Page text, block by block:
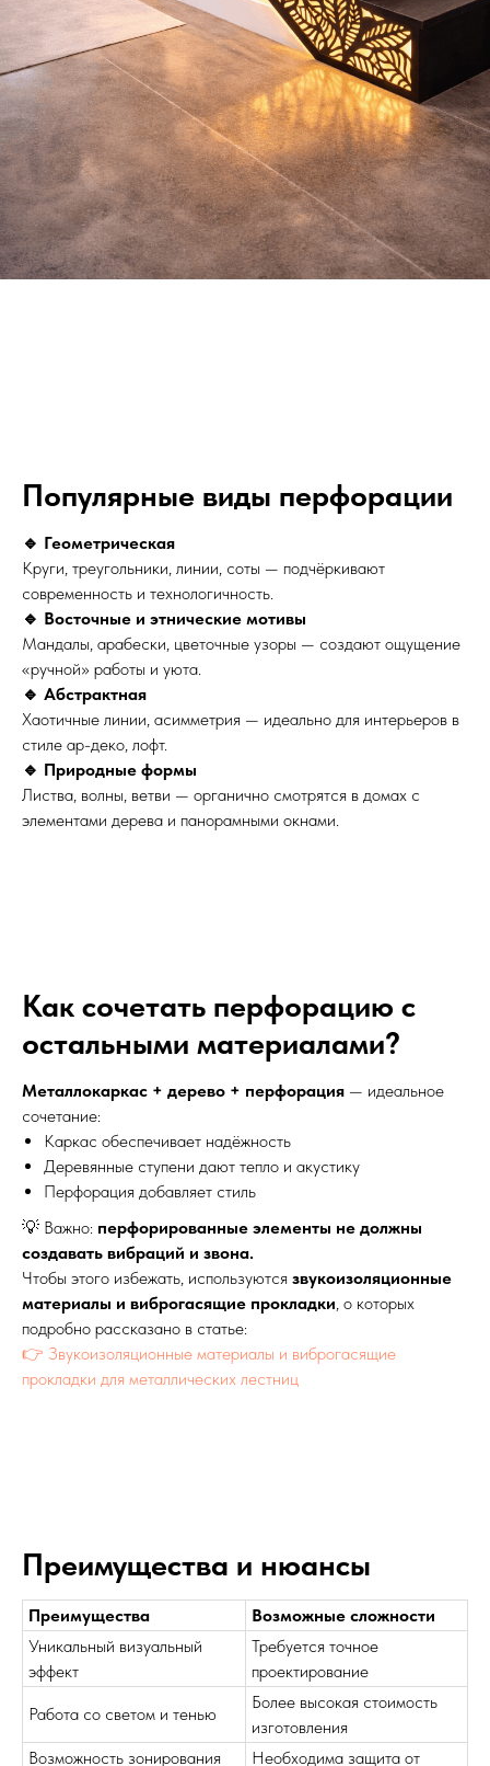
Популярные виды перфорации
🔹 Геометрическая
Круги, треугольники, линии, соты — подчёркивают
современность и технологичность.
🔹 Восточные и этнические мотивы
Мандалы, арабески, цветочные узоры — создают ощущение
«ручной» работы и уюта.
🔹 Абстрактная
Хаотичные линии, асимметрия — идеально для интерьеров в
стиле ар-деко, лофт.
🔹 Природные формы
Листва, волны, ветви — органично смотрятся в домах с
элементами дерева и панорамными окнами.
Как сочетать перфорацию с
остальными материалами?
Металлокаркас + дерево + перфорация — идеальное
сочетание:
Каркас обеспечивает надёжность
Деревянные ступени дают тепло и акустику
Перфорация добавляет стиль
💡 Важно: перфорированные элементы не должны
создавать вибраций и звона.
Чтобы этого избежать, используются звукоизоляционные
материалы и виброгасящие прокладки, о которых
подробно рассказано в статье:
👉 Звукоизоляционные материалы и виброгасящие
прокладки для металлических лестниц
Преимущества и нюансы
Преимущества
Возможные сложности
Уникальный визуальный
эффект
Требуется точное
проектирование
Работа со светом и тенью
Более высокая стоимость
изготовления
Возможность зонирования
Необходима защита от